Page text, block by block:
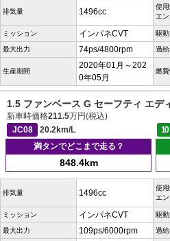
排気量 1496cc
使
エ
ミッション インパネCVT 駆
最大出力 74ps/4800rpm 過給
生産期間
2020年01月～202
0年05月
燃
1.5 ファンベース G セーフティ エデ
新車時価格211.5万円(税込)
JC08
20.2km/L
満タンでどこまで走る？
848.4km
排気量 1496cc
使
エ
ミッション インパネCVT 駆
最大出力 109ps/6000rpm 過給